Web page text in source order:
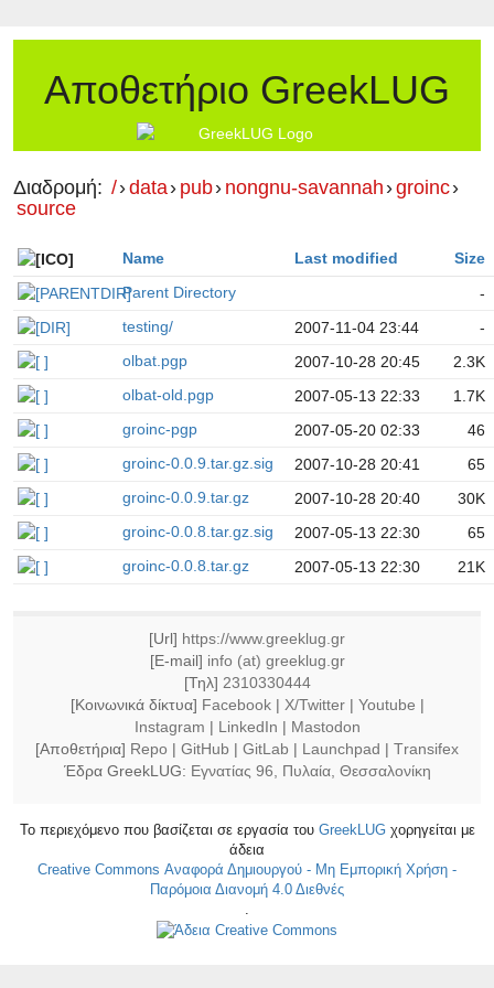
Αποθετήριο GreekLUG
Διαδρομή: /›data› pub› nongnu-savannah ›groinc›
source
Name Last modified
Size
Parent Directory
-
testing/
2007-11-04 23:44
-
olbat.pgp
2007-10-28 20:45
2.3K
olbat-old.pgp
2007-05-13 22:33
1.7K
groinc-pgp
2007-05-20 02:33
46
groinc-0.0.9.tar.gz.sig
2007-10-28 20:41
65
groinc-0.0.9.tar.gz
2007-10-28 20:40
30K
groinc-0.0.8.tar.gz.sig
2007-05-13 22:30
65
groinc-0.0.8.tar.gz
2007-05-13 22:30 21K
[Url] https://www.greeklug.gr
[E-mail] info (at) greeklug.gr
[Τηλ] 2310330444
[Κοινωνικά δίκτυα] Facebook| X/Twitter| Youtube |
Instagram | LinkedIn | Mastodon
[Αποθετήρια] Repo | GitHub | GitLab | Launchpad | Τransifex
Έδρα GreekLUG: Εγνατίας 96, Πυλαία, Θεσσαλονίκη
Το περιεχόμενο που βασίζεται σε εργασία του GreekLUGχορηγείται με
άδεια
Creative Commons Αναφορά Δημιουργού - Μη Εμπορική Χρήση -
Παρόμοια Διανομή 4.0 Διεθνές
.